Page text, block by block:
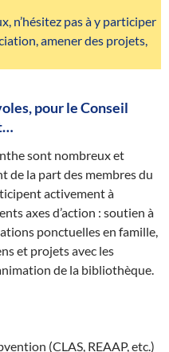
n’hésitez pas à y participer
amener des projets,
pour le Conseil
sont nombreux et
de la part des membres du
activement à
axes d’action : soutien à
ponctuelles en famille,
et projets avec les
de la bibliothèque.
(CLAS, REAAP, etc.)